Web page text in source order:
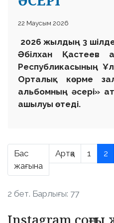
22 Маусым 2026
2026 жылдың 3
Әбілхан Қастеев
Республикасының
Орталық көрме
альбомның әсері»
ашылуы өтеді.
Бас
жағына
Артқа 1 2
2 бет. Барлығы: 77
Instagram соңғы